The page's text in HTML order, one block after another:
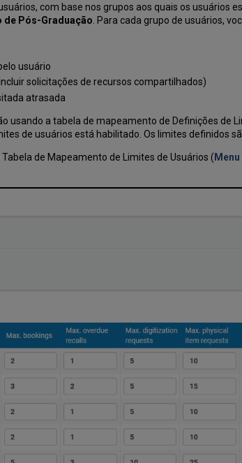
com base nos grupos aos quais os
de Pós-Graduação . Para cada grupo de usuários,
usuário
solicitações de recursos compartilhados)
atrasada
usando a tabela de mapeamento de Definições de
de usuários está habilitado. Os limites definidos
de Mapeamento de Limites de Usuários (